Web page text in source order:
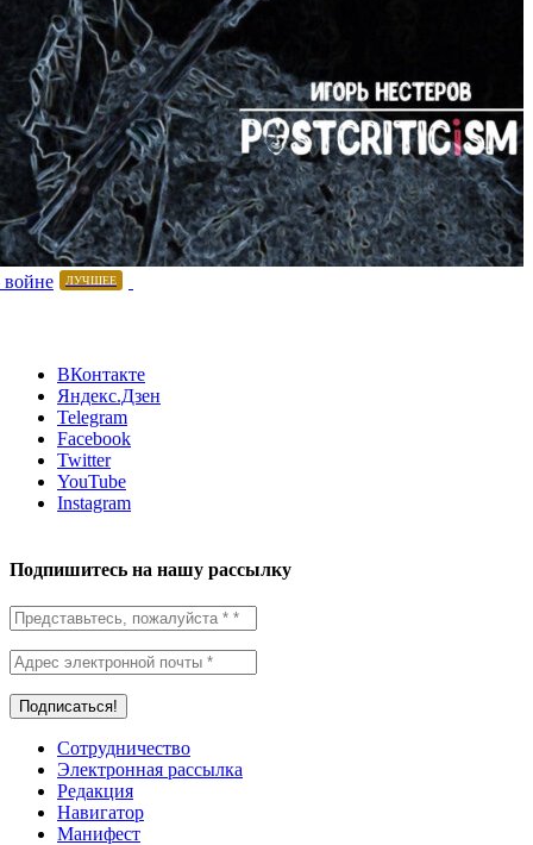
ЛУЧШЕЕ
ВКонтакте
Яндекс.Дзен
Telegram
Facebook
Twitter
YouTube
Instagram
Подпишитесь на нашу рассылку
Сотрудничество
Электронная рассылка
Редакция
Навигатор
Манифест